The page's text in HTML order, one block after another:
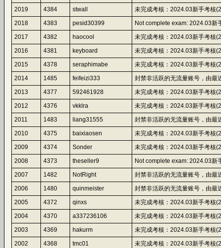
2019
4384 stwall
未完成考核：2024.03新手考核
2018
4383 pesid30399
Not complete exam: 2024.03
2017
4382 haocool
未完成考核：2024.03新手考核
2016
4381 keyboard
未完成考核：2024.03新手考核
2015
4378 seraphimabe
未完成考核：2024.03新手考核
2014
1485 feifeizi333
封禁非活跃的无流量账号，由最
2013
4377 592461928
未完成考核：2024.03新手考核
2012
4376 vkklra
未完成考核：2024.03新手考核
2011
1483 liang31555
封禁非活跃的无流量账号，由最
2010
4375 baixiaosen
未完成考核：2024.03新手考核
2009
4374 Sonder
未完成考核：2024.03新手考核
2008
4373 theseller9
Not complete exam: 2024.03
2007
1482 NotRight
封禁非活跃的无流量账号，由最
2006
1480 quinmeister
封禁非活跃的无流量账号，由最
2005
4372 qinxs
未完成考核：2024.03新手考核
2004
4370 a337236106
未完成考核：2024.03新手考核
2003
4369 hakurm
未完成考核：2024.03新手考核
2002
4368 tmc01
未完成考核：2024.03新手考核